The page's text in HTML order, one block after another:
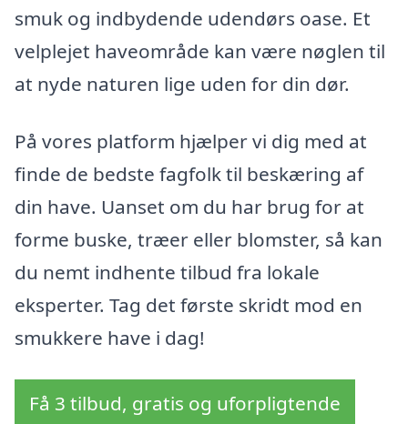
smuk og indbydende udendørs oase. Et
velplejet haveområde kan være nøglen til
at nyde naturen lige uden for din dør.
På vores platform hjælper vi dig med at
finde de bedste fagfolk til beskæring af
din have. Uanset om du har brug for at
forme buske, træer eller blomster, så kan
du nemt indhente tilbud fra lokale
eksperter. Tag det første skridt mod en
smukkere have i dag!
Få 3 tilbud, gratis og uforpligtende